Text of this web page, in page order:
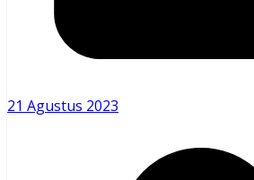
21 Agustus 2023